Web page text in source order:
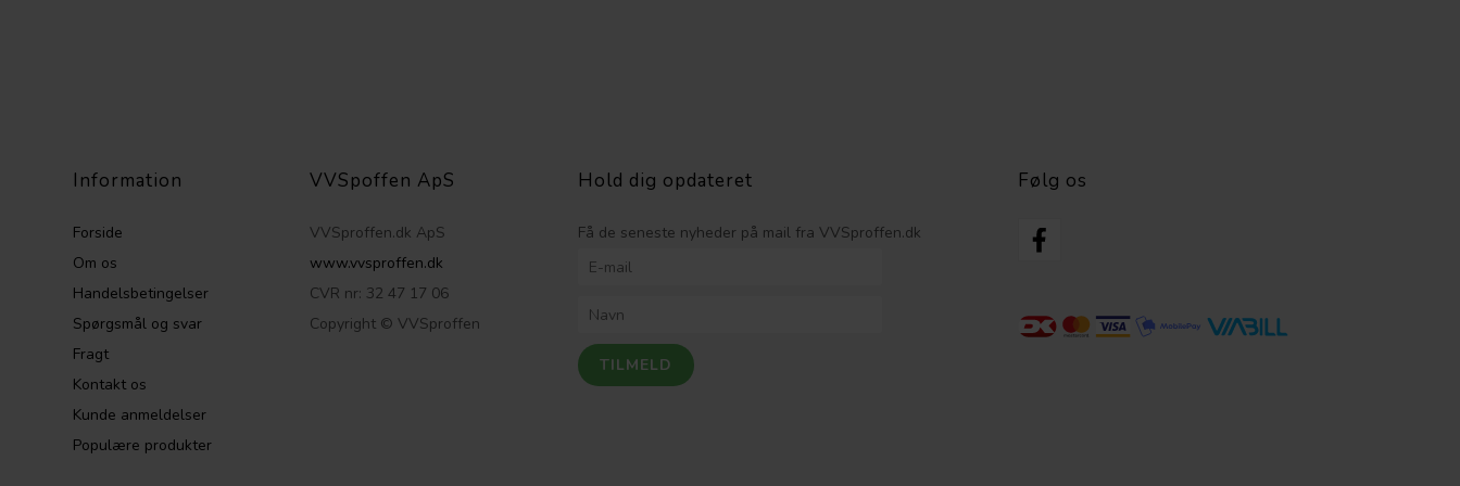
Information
Forside
Om os
Handelsbetingelser
Spørgsmål og svar
Fragt
Kontakt os
Kunde anmeldelser
Populære produkter
VVSpoffen ApS
VVSproffen.dk ApS
www.vvsproffen.dk
CVR nr: 32 47 17 06
Copyright © VVSproffen
Hold dig opdateret
Få de seneste nyheder på mail fra VVSproffen.dk
Følg os